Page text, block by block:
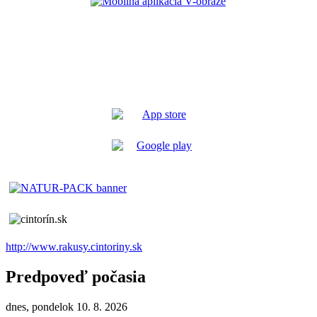
http://www.rakusy.cintoriny.sk
Predpoveď počasia
dnes, pondelok 10. 8. 2026